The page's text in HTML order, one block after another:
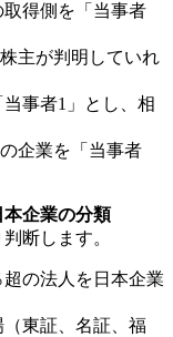
取得側を「当事者
主が判明していれ
事者1」とし、相
企業を「当事者
企業の分類
断します。
超の法人を日本企業
（東証、名証、福